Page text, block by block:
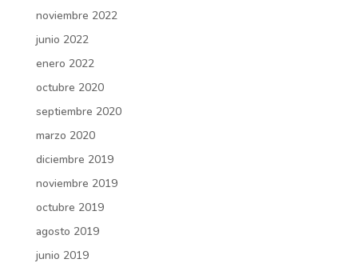
noviembre 2022
junio 2022
enero 2022
octubre 2020
septiembre 2020
marzo 2020
diciembre 2019
noviembre 2019
octubre 2019
agosto 2019
junio 2019